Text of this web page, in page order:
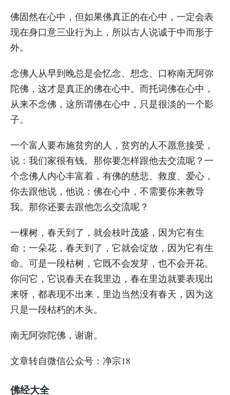
佛固然在心中，但如果佛真正的在心中，一定会表
现在身口意三业行为上，所以古人说诚于中而形于
外。
念佛人从早到晚总是会忆念、想念、口称南无阿弥
陀佛，这才是真正的佛在心中。而托词佛在心中，
从来不念佛，这所谓佛在心中，只是很淡的一个影
子。
一个富人要布施贫穷的人，贫穷的人不愿意接受，
说：我们家很有钱。那你要怎样跟他去交流呢？一
个念佛人内心丰富着，有佛的慈悲、救度、爱心，
你去跟他说，他说：佛在心中，不需要你来教导
我。那你还要去跟他怎么交流呢？
一棵树，春天到了，就会枝叶茂盛，因为它有生
命；一朵花，春天到了，它就会绽放，因为它有生
命。可是一段枯树，它既不会发芽，也不会开花。
你问它，它说春天在我里边，春在里边就要表现出
来呀，都表现不出来，里边当然没有春天，因为这
只是一段枯朽的木头。
南无阿弥陀佛，谢谢。
文章转自微信公众号：净宗18
佛经大全